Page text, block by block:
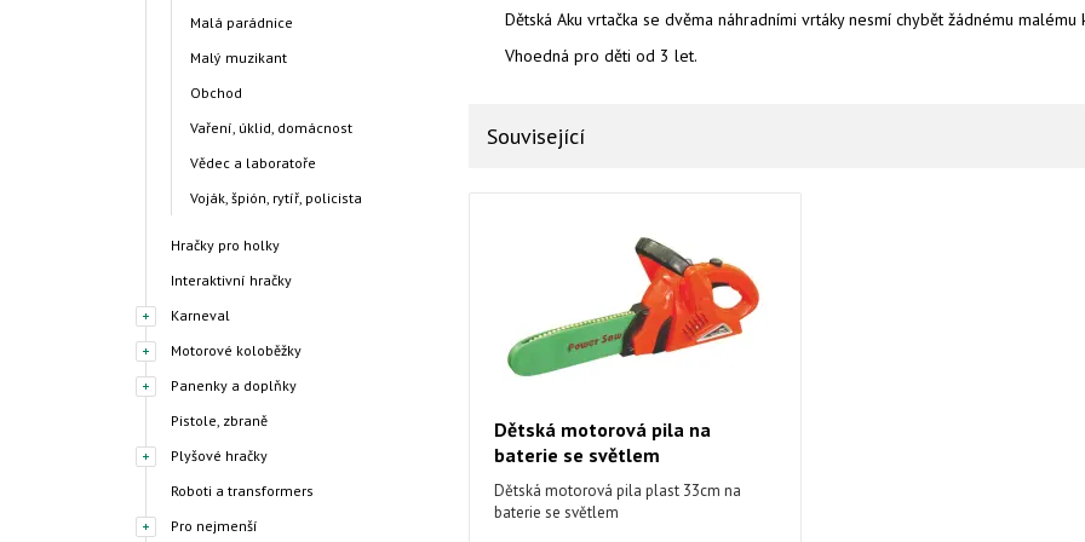
Malá parádnice
Malý muzikant
Obchod
Vaření, úklid, domácnost
Vědec a laboratoře
Voják, špión, rytíř, policista
Hračky pro holky
Interaktivní hračky
Karneval
Motorové koloběžky
Panenky a doplňky
Pistole, zbraně
Plyšové hračky
Roboti a transformers
Pro nejmenší
Dětská Aku vrtačka se dvěma náhradními vrtáky nesmí chybět žádnému malému
Vhoedná pro děti od 3 let.
Související
Dětská motorová pila na
baterie se světlem
Dětská motorová pila plast 33cm na
baterie se světlem